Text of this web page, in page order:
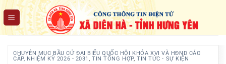
Chuyển
đến
nội
CHUYÊN MỤC BẦU CỬ ĐẠI BIỂU QUỐC HỘI KHÓA XVI VÀ HĐND CÁC
CẤP, NHIỆM KỲ 2026 - 2031 ,TIN TỔNG HỢP, TIN TỨC - SỰ KIỆN